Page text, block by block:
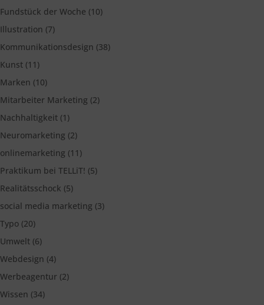
Fundstück der Woche (10)
Illustration (7)
Kommunikationsdesign (38)
Kunst (11)
Marken (10)
Mitarbeiter Marketing (2)
Nachhaltigkeit (1)
Neuromarketing (2)
onlinemarketing (11)
Praktikum bei TELLiT! (5)
Realitätsschock (5)
social media marketing (3)
Typo (20)
Umwelt (6)
Webdesign (4)
Werbeagentur (2)
Wissen (34)